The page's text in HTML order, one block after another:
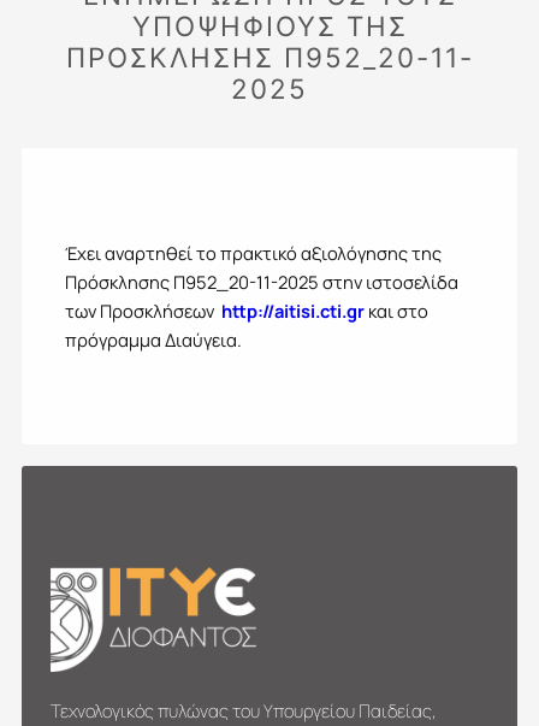
ΥΠΟΨΗΦΙΟΥΣ ΤΗΣ
ΠΡΟΣΚΛΗΣΗΣ Π952_20-11-
2025
Έχει αναρτηθεί το πρακτικό αξιολόγησης της
Πρόσκλησης Π952_20-11-2025 στην ιστοσελίδα
των Προσκλήσεων http://aitisi.cti.gr και στο
πρόγραμμα Διαύγεια.
Τεχνολογικός πυλώνας του Υπουργείου Παιδείας,